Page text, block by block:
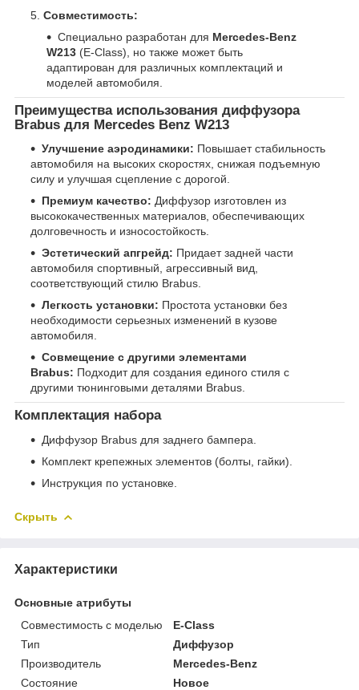
Совместимость:
Специально разработан для Mercedes-Benz
W213 (E-Class), но также может быть
адаптирован для различных комплектаций и
моделей автомобиля.
Преимущества использования диффузора
Brabus для Mercedes Benz W213
Улучшение аэродинамики: Повышает стабильность
автомобиля на высоких скоростях, снижая подъемную
силу и улучшая сцепление с дорогой.
Премиум качество: Диффузор изготовлен из
высококачественных материалов, обеспечивающих
долговечность и износостойкость.
Эстетический апгрейд: Придает задней части
автомобиля спортивный, агрессивный вид,
соответствующий стилю Brabus.
Легкость установки: Простота установки без
необходимости серьезных изменений в кузове
автомобиля.
Совмещение с другими элементами
Brabus: Подходит для создания единого стиля с
другими тюнинговыми деталями Brabus.
Комплектация набора
Диффузор Brabus для заднего бампера.
Комплект крепежных элементов (болты, гайки).
Инструкция по установке.
Скрыть
Характеристики
Основные атрибуты
Совместимость с моделью
E-Class
Тип
Диффузор
Производитель
Mercedes-Benz
Состояние
Новое